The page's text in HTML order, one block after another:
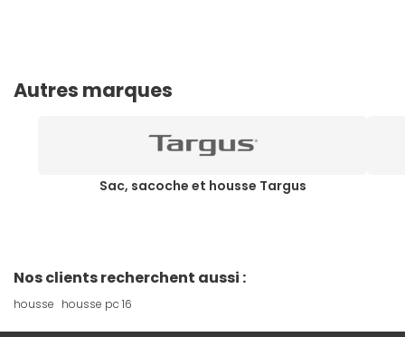
Autres marques
Sac, sacoche et housse Targus
Nos clients recherchent aussi :
housse housse pc 16